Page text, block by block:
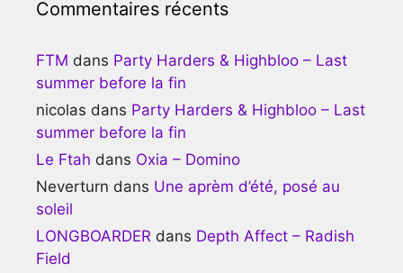
Commentaires récents
FTM dans Party Harders & Highbloo – Last
summer before la fin
nicolas dans Party Harders & Highbloo – Last
summer before la fin
Le Ftah dans Oxia – Domino
Neverturn dans Une aprèm d’été, posé au
soleil
LONGBOARDER dans Depth Affect – Radish
Field